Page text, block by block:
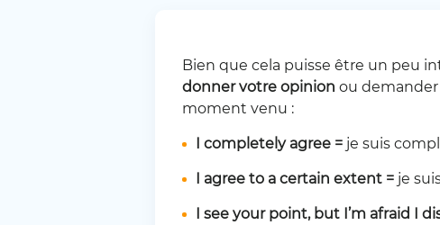
Bien que cela puisse être un peu
donner votre opinion ou demander
moment venu :
I completely agree = je suis
I agree to a certain extent = je
I see your point, but I’m afraid I